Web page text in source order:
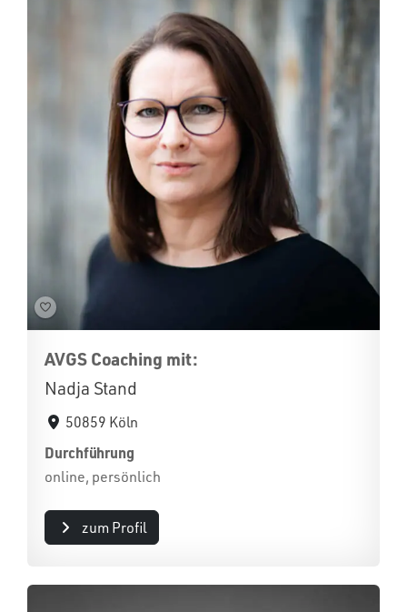
AVGS Coaching mit:
Nadja Stand
50859 Köln
Durchführung
online, persönlich
zum Profil